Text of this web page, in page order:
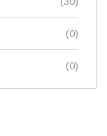
(0)
(0)